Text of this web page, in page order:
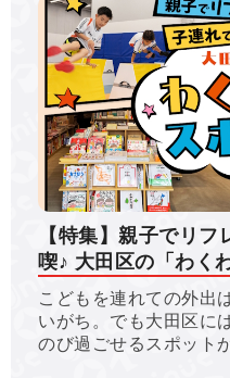
【特集】親子でリ
喫♪ 大田区の「わく
こどもを連れての外出
いがち。でも大田区に
のび過ごせるスポット